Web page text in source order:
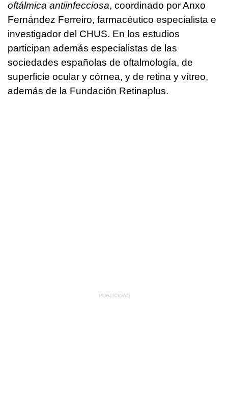
oftálmica antiinfecciosa, coordinado por Anxo
Fernández Ferreiro, farmacéutico especialista e
investigador del CHUS. En los estudios
participan además especialistas de las
sociedades españolas de oftalmología, de
superficie ocular y córnea, y de retina y vítreo,
además de la Fundación Retinaplus.